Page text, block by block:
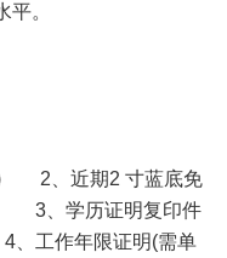
。
2、近期2 寸蓝底免
) 3、学历证明复印件
工作年限证明(需单